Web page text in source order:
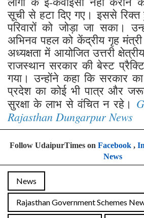
सूची से हटा दिए गए। इससे रिक्त
परिवारों को जोड़ा जा सका।
अभिनव पहल को केंद्रीय गृह
अध्यक्षता में आयोजित उत्तरी
राजस्थान सरकार की बेस्ट
गया। उन्होंने कहा कि सरकार
प्रदेश का कोई भी पात्र और
सुरक्षा के लाभ से वंचित न रहे।
Rajasthan Dungarpur News
Follow UdaipurTimes on Facebook,
News
News
Rajasthan Government Schemes